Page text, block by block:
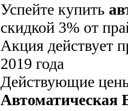
Успейте купить
скидкой 3% от
Акция действует
2019 года
Действующие
Автоматическая